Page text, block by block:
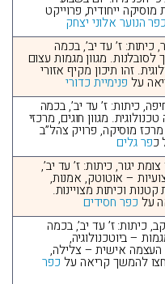
ייחודית, פרוייקט
כפר הנוער אלוני יצחק
כיתות: ז’ עד יב’, בכמה
לסובלנות. מגוון מגמות עצום
זהו תיכון מקיף אזורי
על פנימיית כדורי
כיתות: ז’ עד יב’, בכמה
מגוון חוגים, מרכזי
מוסיקה, פרויק צהל”ב
כפר גלים
יגור, כיתות: ז’ עד יב’,
– אוטוטק, אמנות,
וכיתות מצויינות.
על כפר חסידים
כיתות: ז’ עד יב’, בכמה
– ביוטכנולוגיה,
העצמה אישית – צלילה,
להמשך קריאה על כפר